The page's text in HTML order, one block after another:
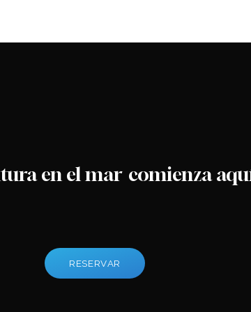
en el mar comienza
RESERVAR